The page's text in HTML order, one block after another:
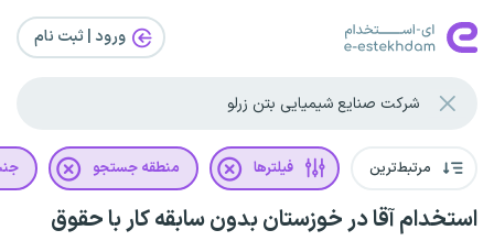
ورود | ثبت‌ نام
مرتبط‌ترین فیلترها منطقه جستجو
استخدام آقا در خوزستان بدون سابقه کار با حقوق